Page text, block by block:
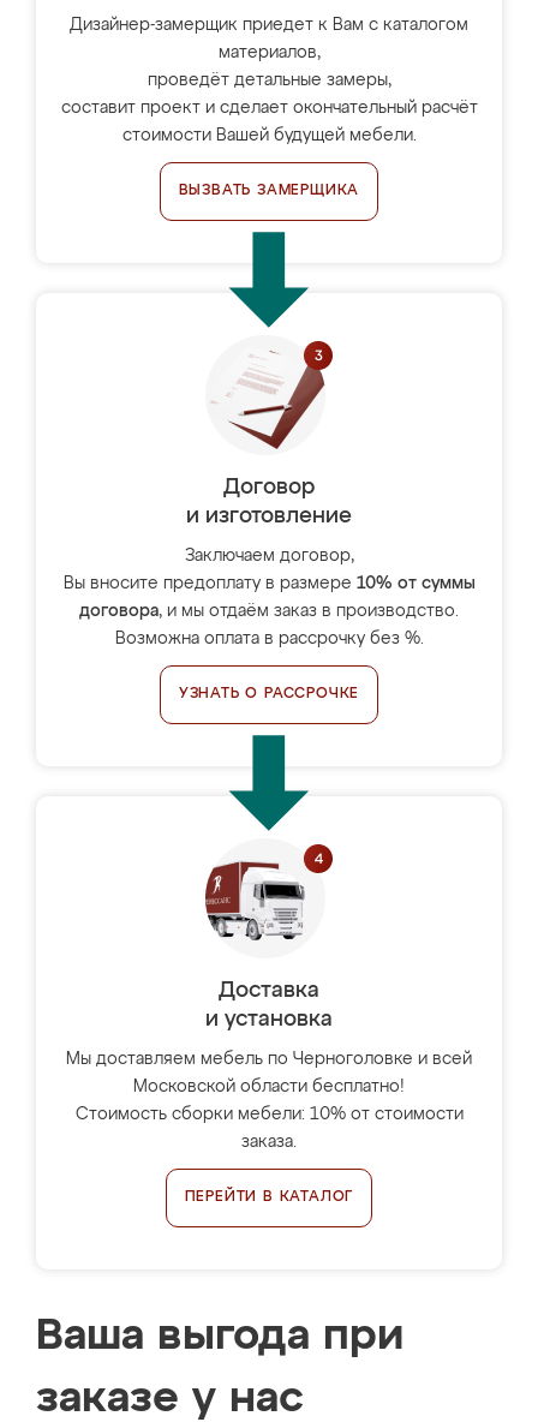
Дизайнер-замерщик приедет к Вам с каталогом
материалов,
проведёт детальные замеры,
составит проект и сделает окончательный расчёт
стоимости Вашей будущей мебели.
ВЫЗВАТЬ ЗАМЕРЩИКА
Договор
и изготовление
Заключаем договор,
Вы вносите предоплату в размере 10% от суммы
договора, и мы отдаём заказ в производство.
Возможна оплата в рассрочку без %.
УЗНАТЬ О РАССРОЧКЕ
Доставка
и установка
Мы доставляем мебель по Черноголовке и всей
Московской области бесплатно!
Стоимость сборки мебели: 10% от стоимости
заказа.
ПЕРЕЙТИ В КАТАЛОГ
Ваша выгода при
заказе у нас